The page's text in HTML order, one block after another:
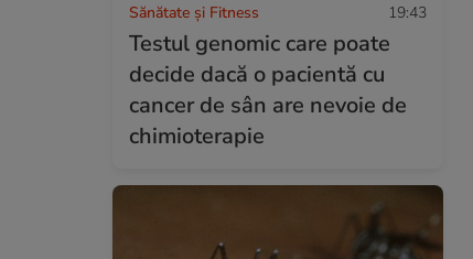
Sănătate și Fitness 19:43
Testul genomic care poate
decide dacă o pacientă cu
cancer de sân are nevoie de
chimioterapie